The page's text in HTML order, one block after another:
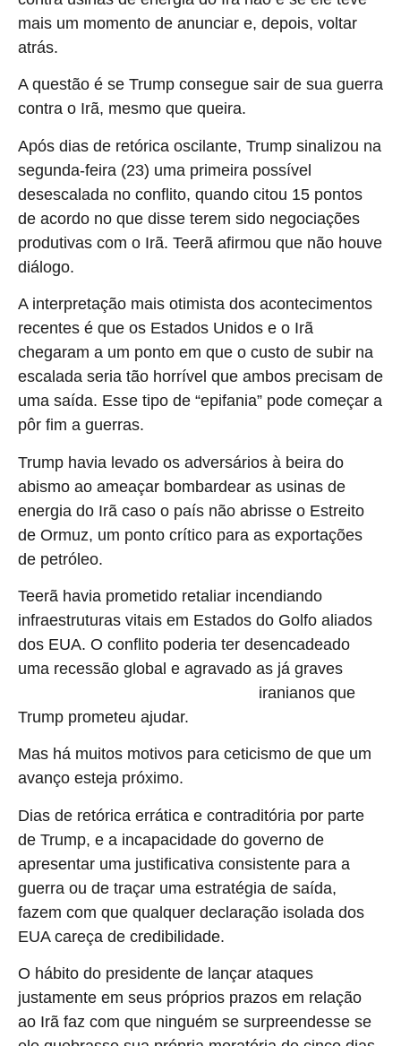
mais um momento de anunciar e, depois, voltar
atrás.
A questão é se Trump consegue sair de sua guerra
contra o Irã, mesmo que queira.
Após dias de retórica oscilante, Trump sinalizou na
segunda-feira (23) uma primeira possível
desescalada no conflito, quando citou 15 pontos
de acordo no que disse terem sido negociações
produtivas com o Irã. Teerã afirmou que não houve
diálogo.
A interpretação mais otimista dos acontecimentos
recentes é que os Estados Unidos e o Irã
chegaram a um ponto em que o custo de subir na
escalada seria tão horrível que ambos precisam de
uma saída. Esse tipo de “epifania” pode começar a
pôr fim a guerras.
Trump havia levado os adversários à beira do
abismo ao ameaçar bombardear as usinas de
energia do Irã caso o país não abrisse o Estreito
de Ormuz, um ponto crítico para as exportações
de petróleo.
Teerã havia prometido retaliar incendiando
infraestruturas vitais em Estados do Golfo aliados
dos EUA. O conflito poderia ter desencadeado
uma recessão global e agravado as já graves
iranianos que
Trump prometeu ajudar.
Mas há muitos motivos para ceticismo de que um
avanço esteja próximo.
Dias de retórica errática e contraditória por parte
de Trump, e a incapacidade do governo de
apresentar uma justificativa consistente para a
guerra ou de traçar uma estratégia de saída,
fazem com que qualquer declaração isolada dos
EUA careça de credibilidade.
O hábito do presidente de lançar ataques
justamente em seus próprios prazos em relação
ao Irã faz com que ninguém se surpreendesse se